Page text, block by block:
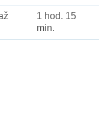
1 hod. 15
min.